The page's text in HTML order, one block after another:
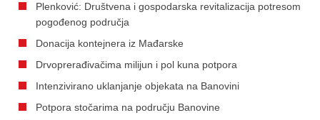
Plenković: Društvena i gospodarska revitalizacija potresom
pogođenog područja
Donacija kontejnera iz Mađarske
Drvoprerađivačima milijun i pol kuna potpora
Intenzivirano uklanjanje objekata na Banovini
Potpora stočarima na području Banovine